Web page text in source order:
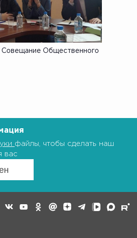
Совещание Общественного
файлы, чтобы сделать наш
вас